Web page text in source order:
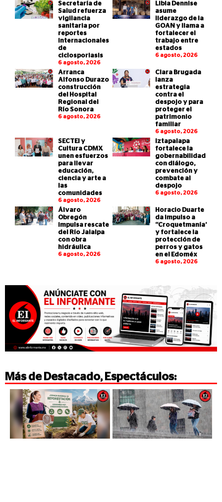
Secretaría de
Salud refuerza
vigilancia
sanitaria por
reportes
internacionales
de
ciclosporiasis
6 agosto, 2026
Libia Dennise
asume
liderazgo de la
GOAN y llama a
fortalecer el
trabajo entre
estados
6 agosto, 2026
Arranca
Alfonso Durazo
construcción
del Hospital
Regional del
Río Sonora
6 agosto, 2026
Clara Brugada
lanza
estrategia
contra el
despojo y para
proteger el
patrimonio
familiar
6 agosto, 2026
SECTEI y
Cultura CDMX
unen esfuerzos
para llevar
educación,
ciencia y arte a
las
comunidades
6 agosto, 2026
Iztapalapa
fortalece la
gobernabilidad
con diálogo,
prevención y
combate al
despojo
6 agosto, 2026
Álvaro
Obregón
impulsa rescate
del Río Jalalpa
con obra
hidráulica
6 agosto, 2026
Horacio Duarte
da impulso a
“Croquetmanía”
y fortalece la
protección de
perros y gatos
en el Edoméx
6 agosto, 2026
Más de Destacado, Espectáculos: